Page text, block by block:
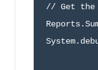
// Get the